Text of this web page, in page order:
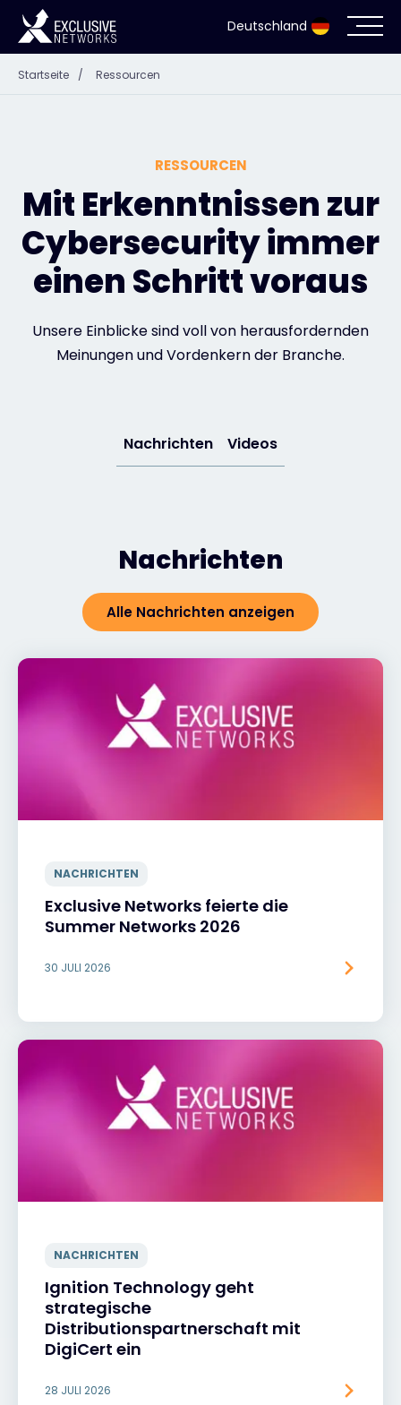
Deutschland
Ressourcen
Unternehmen
Partnerportal
Exclusive Access - Erfahren Sie mehr
#weareexclusive
Startseite / Ressourcen
RESSOURCEN
Mit Erkenntnissen zur
Cybersecurity immer
einen Schritt voraus
Unsere Einblicke sind voll von herausfordernden
Meinungen und Vordenkern der Branche.
Nachrichten Videos
Nachrichten
Alle Nachrichten anzeigen
NACHRICHTEN
Exclusive Networks feierte die
Summer Networks 2026
30 JULI 2026
NACHRICHTEN
Ignition Technology geht
strategische
Distributionspartnerschaft mit
DigiCert ein
28 JULI 2026